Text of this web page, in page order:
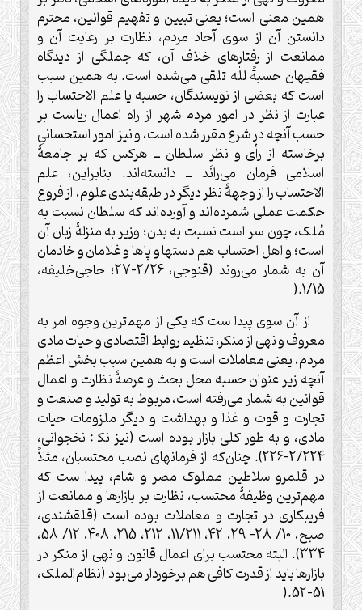
همین معنی است؛ یعنی تبیین و تفهیم قوانین، محترم
دانستن آن از سوی آحاد مردم، نظارت بر رعایت آن و
ممانعت از رفتارهای خلاف آن، که جملگی از دیدگاه
فقیهان حسبةً للٰه تلقی می‌شده است. به همین سبب
است که بعضی از نویسندگان، حسبه یا علم الاحتساب را
عبارت از نظر در امور مردم شهر از راه اعمال ریاست بر
حسب آنچه در شرع مقرر شده است، و نیز امور استحسانیِ
برخاسته از رأی و نظر سلطان ــ هرکس که بر جامعۀ
اسلامی فرمان می‌رانَد ــ دانسته‌اند. بنابراین، علم
الاحتساب را از وجهۀ نظر دیگر در طبقه‌بندی علوم، از فروع
حکمت عملی شمرده‌اند و آورده‌اند که سلطان نسبت به
مُلک، چون سر است نسبت به بدن؛ وزیر به منزلۀ زبان آن
است؛ و اهل احتساب هم دستها و پاها و غلامان و خادمان
آن به شمار می‌روند (قنوجی، 2/26-27؛ حاجی‌خلیفه،
1/15
).
از آن سوی پیدا ست که یکی از مهم‌ترین وجوه امر به
معروف و نهی از منکر، تنظیم روابط اقتصادی و حیات مادی
مردم، یعنی معاملات است و به همین سبب بخش اعظم
آنچه زیر عنوان حسبه محل بحث و عرصۀ نظارت و اعمال
قوانین به شمار می‌رفته است، مربوط به تولید و صنعت و
تجارت و قوت و غذا و بهداشت و دیگر ملزومات حیات
مادی، و به طور کلی بازار بوده است (نیز نک‍ : نخجوانی،
2/224-226). چنان‌که از فرمانهای نصب محتسبان، مثلاً
در قلمرو سلاطین مملوک مصر و شام، پیدا ست که
مهم‌ترین وظیفۀ محتسب، نظارت بر بازارها و ممانعت از
فریبکاری در تجارت و معاملات بوده است (قلقشندی،
صبح، 10/ 28- 29، 42، 11/211، 212، 215، 408، 12/ 58،
334). البته محتسب برای اعمال قانون و نهی از منکر در
بازارها باید از قدرت کافی هم برخوردار می‌بود (نظام‌الملک،
51-52
).